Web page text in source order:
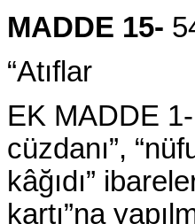
MADDE 15-
“Atıflar
EK MADDE
cüzdanı”,
kâğıdı”
kartı”na